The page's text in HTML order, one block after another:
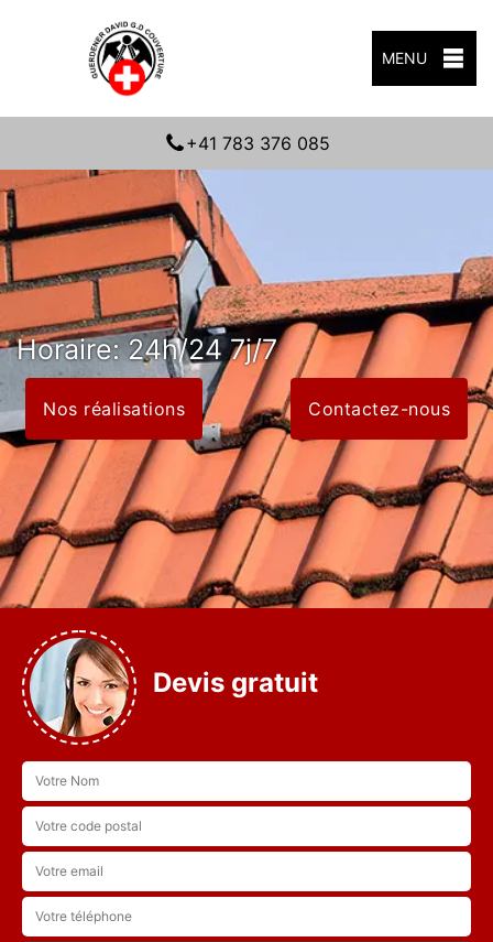
MENU
+41 783 376 085
Horaire: 24h/24 7j/7
Nos réalisations Contactez-nous
Devis gratuit